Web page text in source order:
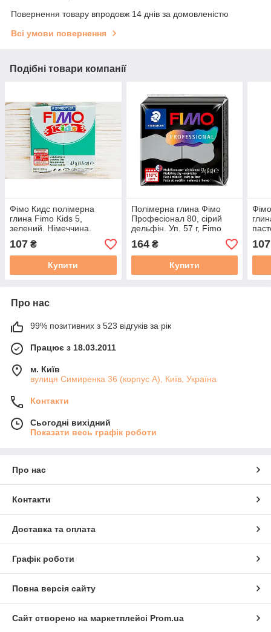
Повернення товару впродовж 14 днів за домовленістю
Всі умови повернення
Подібні товари компанії
Фімо Кидс полімерна
глина Fimo Kids 5,
зелений. Німеччина.
107 ₴
Купити
Полімерна глина Фімо
Професіонал 80, сірий
дельфін. Уп. 57 г, Fimo
164₴
Купити
107
Про нас
99% позитивних з 523 відгуків за рік
Працює з 18.03.2011
м. Київ
вулиця Симиренка 36 (корпус А), Київ, Україна
Контакти
Сьогодні вихідний
Показати весь графік роботи
Про нас
Контакти
Доставка та оплата
Графік роботи
Повна версія сайту
Сайт створено на маркетплейсі Prom.ua